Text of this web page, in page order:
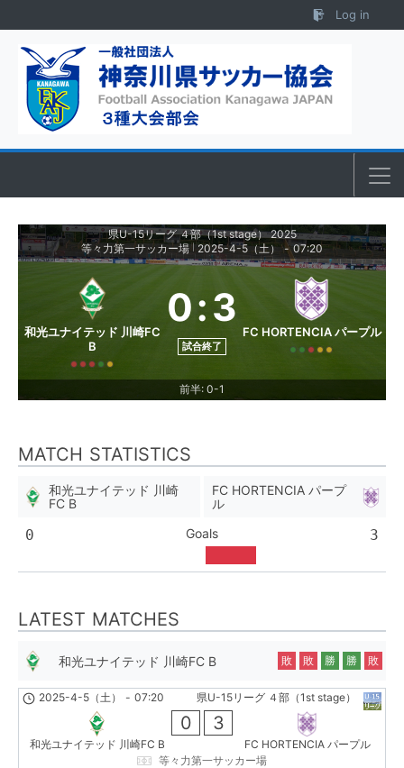
Log in
県U-15リーグ ４部（1st stage） 2025
等々力第一サッカー場
2025-4-5（土） - 07:20
和光ユナイテッド 川崎FC
B
0:3
試合終了
FC HORTENCIA パープル
前半: 0-1
MATCH STATISTICS
和光ユナイテッド 川崎
FC B
FC HORTENCIA パープ
ル
0 Goals 3
LATEST MATCHES
和光ユナイテッド 川崎FC B 敗 敗 勝 勝 敗
県U-15リーグ ４部（1st stage）
2025-4-5（土） - 07:20
和光ユナイテッド 川崎FC B
0 3
FC HORTENCIA パープル
等々力第一サッカー場